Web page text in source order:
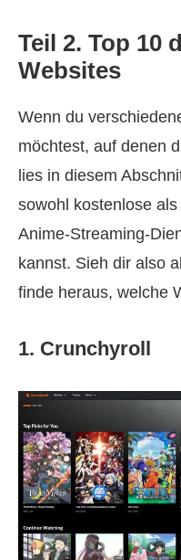
Teil 2. Top 10
Websites
Wenn du
möchtest, auf denen
lies in diesem
sowohl kostenlose
Anime-Streaming-
kannst. Sieh dir also
finde heraus, welche
1. Crunchyroll